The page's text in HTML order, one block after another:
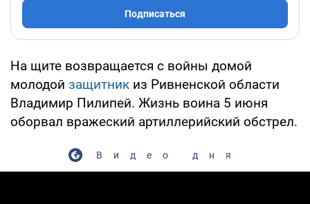
Подписаться
На щите возвращается с войны домой
молодой защитник из Ривненской области
Владимир Пилипей. Жизнь воина 5 июня
оборвал вражеский артиллерийский обстрел.
Видео дня